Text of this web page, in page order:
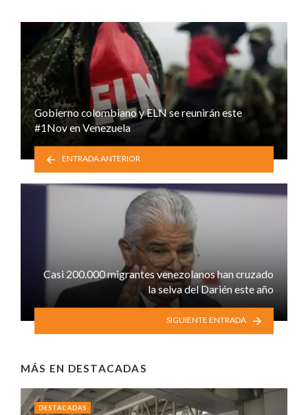
Gobierno colombiano y ELN se reunirán este
#1Nov en Venezuela
ENTRADA ANTERIOR
Casi 200.000 migrantes venezolanos han cruzado
la selva del Darién este año
SIGUIENTE ENTRADA
MÁS EN DESTACADAS
DESTACADAS